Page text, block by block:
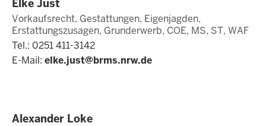
Elke Just
Vorkaufsrecht, Gestattungen, Eigenjagden,
Erstattungszusagen, Grunderwerb, COE, MS, ST, WAF
Tel.: 0251 411-3142
E-Mail: elke.just@brms.nrw.de
Alexander Loke